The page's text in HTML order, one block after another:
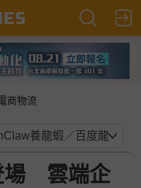
商物流
場 雲端企